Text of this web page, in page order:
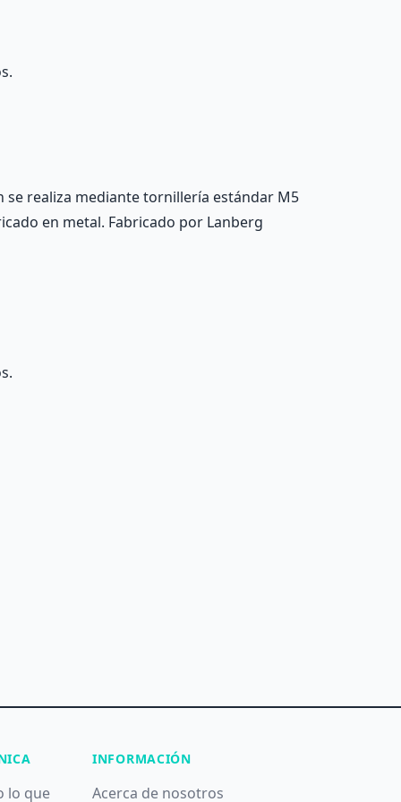
se realiza mediante tornillería estándar M5
en metal. Fabricado por Lanberg
lo que
INFORMACIÓN
Acerca de nosotros